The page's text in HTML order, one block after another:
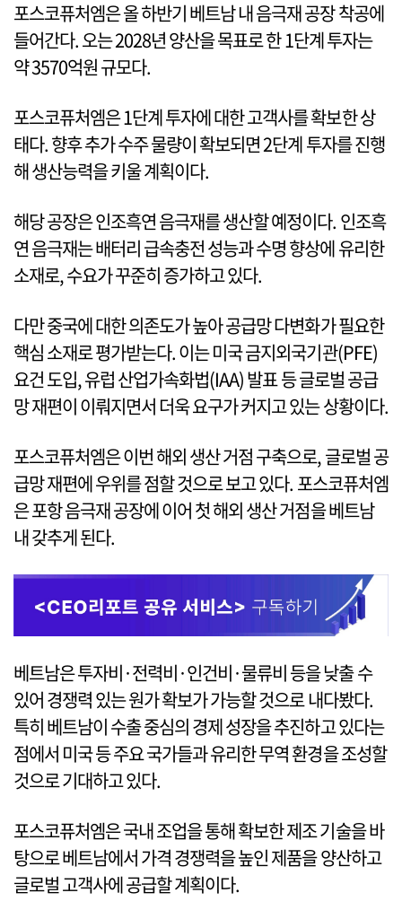
포스코퓨처엠은 올 하반기 베트남 내 음극재 공장 착공에
들어간다. 오는 2028년 양산을 목표로 한 1단계 투자는
약 3570억원 규모다.
포스코퓨처엠은 1단계 투자에 대한 고객사를 확보한 상
태다. 향후 추가 수주 물량이 확보되면 2단계 투자를 진행
해 생산능력을 키울 계획이다.
해당 공장은 인조흑연 음극재를 생산할 예정이다. 인조흑
연 음극재는 배터리 급속충전 성능과 수명 향상에 유리한
소재로, 수요가 꾸준히 증가하고 있다.
다만 중국에 대한 의존도가 높아 공급망 다변화가 필요한
핵심 소재로 평가받는다. 이는 미국 금지외국기관(PFE)
요건 도입, 유럽 산업가속화법(IAA) 발표 등 글로벌 공급
망 재편이 이뤄지면서 더욱 요구가 커지고 있는 상황이다.
포스코퓨처엠은 이번 해외 생산 거점 구축으로, 글로벌 공
급망 재편에 우위를 점할 것으로 보고 있다. 포스코퓨처엠
은 포항 음극재 공장에 이어 첫 해외 생산 거점을 베트남
내 갖추게 된다.
베트남은 투자비·전력비·인건비·물류비 등을 낮출 수
있어 경쟁력 있는 원가 확보가 가능할 것으로 내다봤다.
특히 베트남이 수출 중심의 경제 성장을 추진하고 있다는
점에서 미국 등 주요 국가들과 유리한 무역 환경을 조성할
것으로 기대하고 있다.
포스코퓨처엠은 국내 조업을 통해 확보한 제조 기술을 바
탕으로 베트남에서 가격 경쟁력을 높인 제품을 양산하고
글로벌 고객사에 공급할 계획이다.